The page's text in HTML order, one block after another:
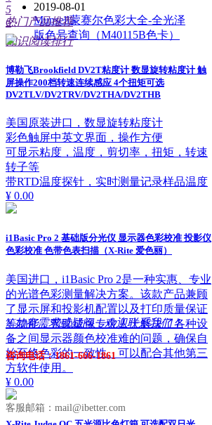
2019-08-01
Munsell蒙赛尔色彩大全-全光泽
版色号查询（M40115B色卡）
5
6
知识阅读排行
热门产品推荐
博勒飞Brookfield DV2T粘度计 数显旋转粘度计 触
屏操作200档转速连续感应 4个扭矩可选
DV2TLV/DV2TRV/DV2THA/DV2THB
美国原装进口，数显旋转粘度计
彩色触屏中英文界面，操作方便
可显示粘度，温度，剪切率，扭矩，转速
转子等
带RTD温度探针，实时测量记录样品温度
¥ 0.00
i1Basic Pro 2 基础版分光仪 显示器色彩校准 投影仪
色彩校准 色带色表扫描（X-Rite 爱色丽）
美国进口，i1Basic Pro 2是一种实惠、专业
的光谱色彩测量解决方案。该款产品兼顾
了显示屏和投影机配置以及打印质量保证
等功能，帮助成像专业人士解决了各种设
备之间显示器颜色校准难的问题，确保自
始至终色彩的一致性。可以配合其他第三
方软件使用。
¥ 0.00
ꁱ 如有需求或疑问，欢迎联系我们！
咨询电话：1861-666-1861
客服邮箱：mail@ibetter.com